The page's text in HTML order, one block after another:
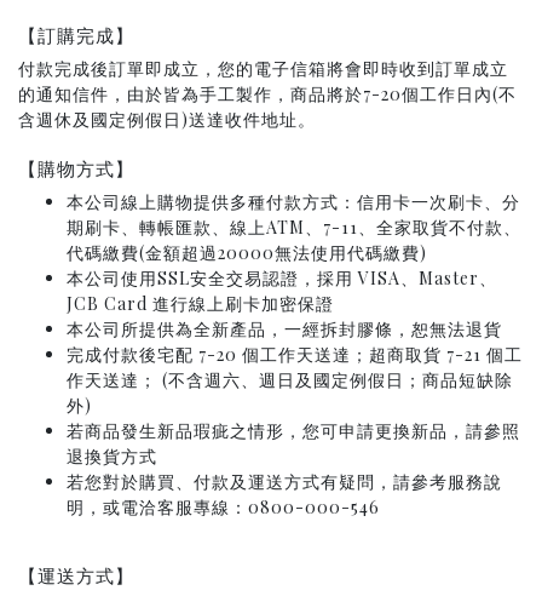
【訂購完成】
付款完成後訂單即成立，您的電子信箱將會即時收到訂單成立
的通知信件，由於皆為手工製作，商品將於7-20個工作日內(不
含週休及國定例假日)送達收件地址。
【購物方式】
本公司線上購物提供多種付款方式：信用卡一次刷卡、分
期刷卡、轉帳匯款、線上ATM、7-11、全家取貨不付款、
代碼繳費(金額超過20000無法使用代碼繳費)
本公司使用SSL安全交易認證，採用 VISA、Master、
JCB Card 進行線上刷卡加密保證
本公司所提供為全新產品，一經拆封膠條，恕無法退貨
完成付款後宅配 7-20 個工作天送達；超商取貨 7-21 個工
作天送達； (不含週六、週日及國定例假日；商品短缺除
外)
若商品發生新品瑕疵之情形，您可申請更換新品，請參照
退換貨方式
若您對於購買、付款及運送方式有疑問，請參考服務說
明，或電洽客服專線：0800-000-546
【運送方式】